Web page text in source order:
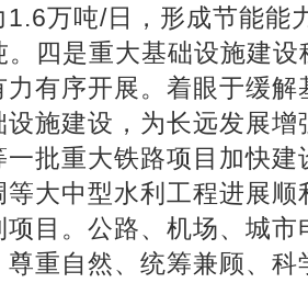
1.6万吨/日，形成节能能
四是重大基础设施建
力有序开展。着眼于缓
设施建设，为长远发展
一批重大铁路项目加快
等大中型水利工程进展
项目。公路、机场、城
尊重自然、统筹兼顾、